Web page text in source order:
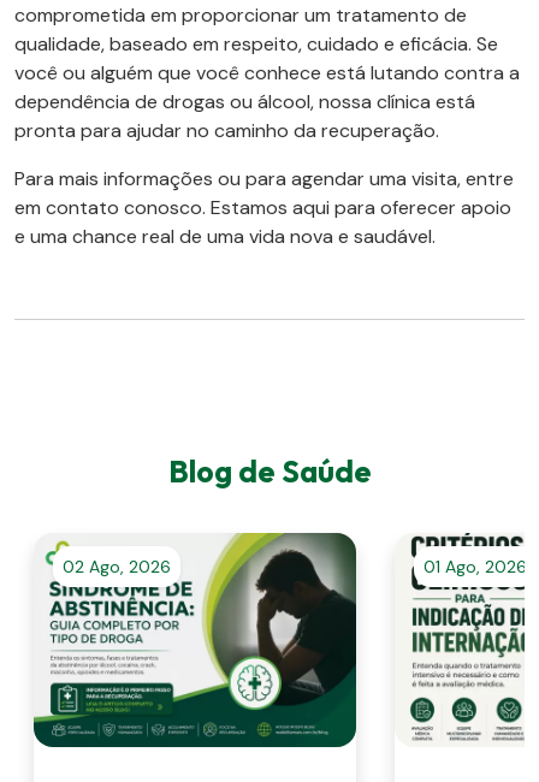
comprometida em proporcionar um tratamento de
qualidade, baseado em respeito, cuidado e eficácia. Se
você ou alguém que você conhece está lutando contra a
dependência de drogas ou álcool, nossa clínica está
pronta para ajudar no caminho da recuperação.
Para mais informações ou para agendar uma visita, entre
em contato conosco. Estamos aqui para oferecer apoio
e uma chance real de uma vida nova e saudável.
Blog de Saúde
02 Ago, 2026 01 Ago, 2026